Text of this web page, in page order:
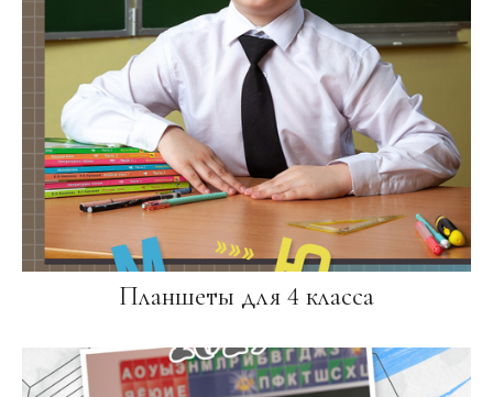
Планшеты для 4 класса